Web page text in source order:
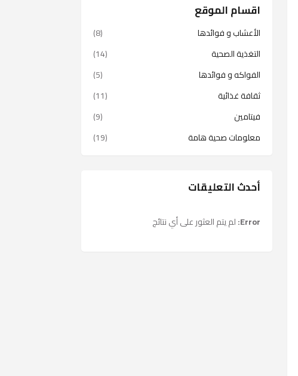
اقسام الموقع
الأعشاب و فوائدها
(8)
التغذية الصحية
(14)
الفواكه و فوائدها
(5)
ثقافة غذائية
(11)
فيتامين
(9)
معلومات صحية هامة
(19)
أحدث التعليقات
Error: لم يتم العثور على أي نتائج